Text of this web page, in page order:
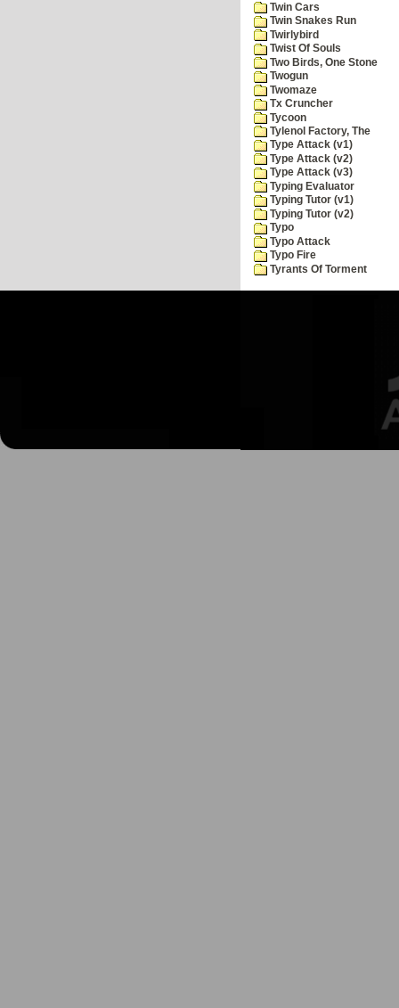
Twin Cars
Twin Snakes Run
Twirlybird
Twist Of Souls
Two Birds, One Stone
Twogun
Twomaze
Tx Cruncher
Tycoon
Tylenol Factory, The
Type Attack (v1)
Type Attack (v2)
Type Attack (v3)
Typing Evaluator
Typing Tutor (v1)
Typing Tutor (v2)
Typo
Typo Attack
Typo Fire
Tyrants Of Torment